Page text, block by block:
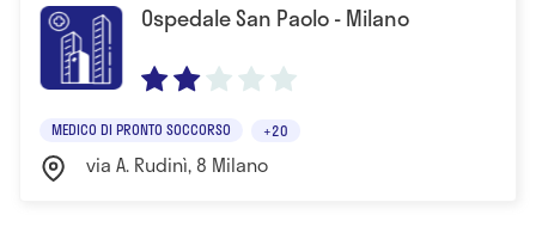
Ospedale San Paolo - Milano
MEDICO DI PRONTO SOCCORSO +20
via A. Rudinì, 8 Milano